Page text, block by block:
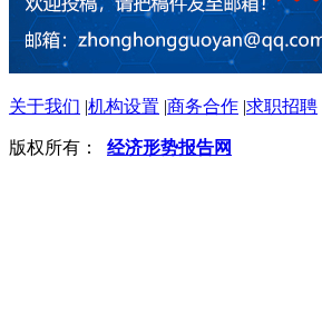
关于我们 |机构设置 |商务合作 |求职招聘
版权所有： 经济形势报告网